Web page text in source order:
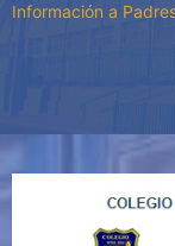
Información a